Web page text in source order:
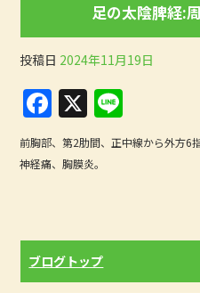
o
o
k
足の太陰脾経:
投稿日 2024年11月19日
F
a
c
o
o
X
n
e
前胸部、第2肋間、正中線から外方6
神経痛、胸膜炎。
ブログトップ